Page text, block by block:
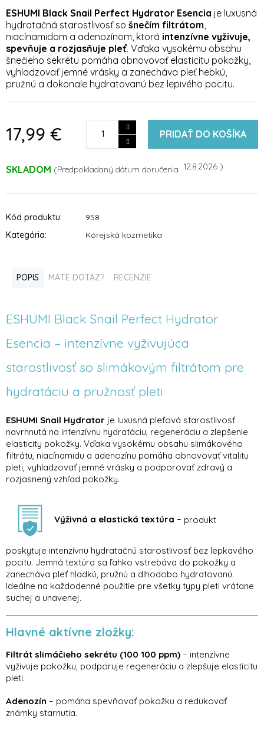
produktu
je
0,0
z
5
hviezdičiek.
17,99 € PRIDAŤ DO KOŠÍKA
SKLADOM 12.8.2026
ESHUMI Black Snail Perfect Hydrator Esencia je luxusná
hydratačná starostlivosť so šnečím filtrátom
niacínamidom a adenozínom, ktorá intenzívne vyživuje,
spevňuje a rozjasňuje pleť. Vďaka vysokému obsahu
šnečieho sekrétu pomáha obnovovať elasticitu pokožky,
vyhladzovať jemné vrásky a zanecháva pleť hebkú,
pružnú a dokonale hydratovanú bez lepivého pocitu.
Kód produktu:
958
Kategória: Kórejská kozmetika
POPIS MÁTE DOTAZ? RECENZIE
ESHUMI Black Snail Perfect Hydrator
Esencia – intenzívne vyživujúca
starostlivosť so slimákovým filtrátom pre
hydratáciu a pružnosť pleti
ESHUMI Snail Hydrator je luxusná pleťová starostlivosť
navrhnutá na intenzívnu hydratáciu, regeneráciu a zlepšenie
elasticity pokožky. Vďaka vysokému obsahu slimákového
filtrátu, niacínamidu a adenozínu pomáha obnovovať vitalitu
pleti, vyhladzovať jemné vrásky a podporovať zdravý a
rozjasnený vzhľad pokožky.
Výživná a elastická textúra – produkt
poskytuje intenzívnu hydratačnú starostlivosť bez lepkavého
pocitu. Jemná textúra sa ľahko vstrebáva do pokožky a
zanecháva pleť hladkú, pružnú a dlhodobo hydratovanú.
Ideálne na každodenné použitie pre všetky typy pleti vrátane
suchej a unavenej.
Hlavné aktívne zložky:
Filtrát slimáčieho sekrétu (100 100 ppm) – intenzívne
vyživuje pokožku, podporuje regeneráciu a zlepšuje elasticitu
pleti.
Adenozín – pomáha spevňovať pokožku a redukovať
známky starnutia.